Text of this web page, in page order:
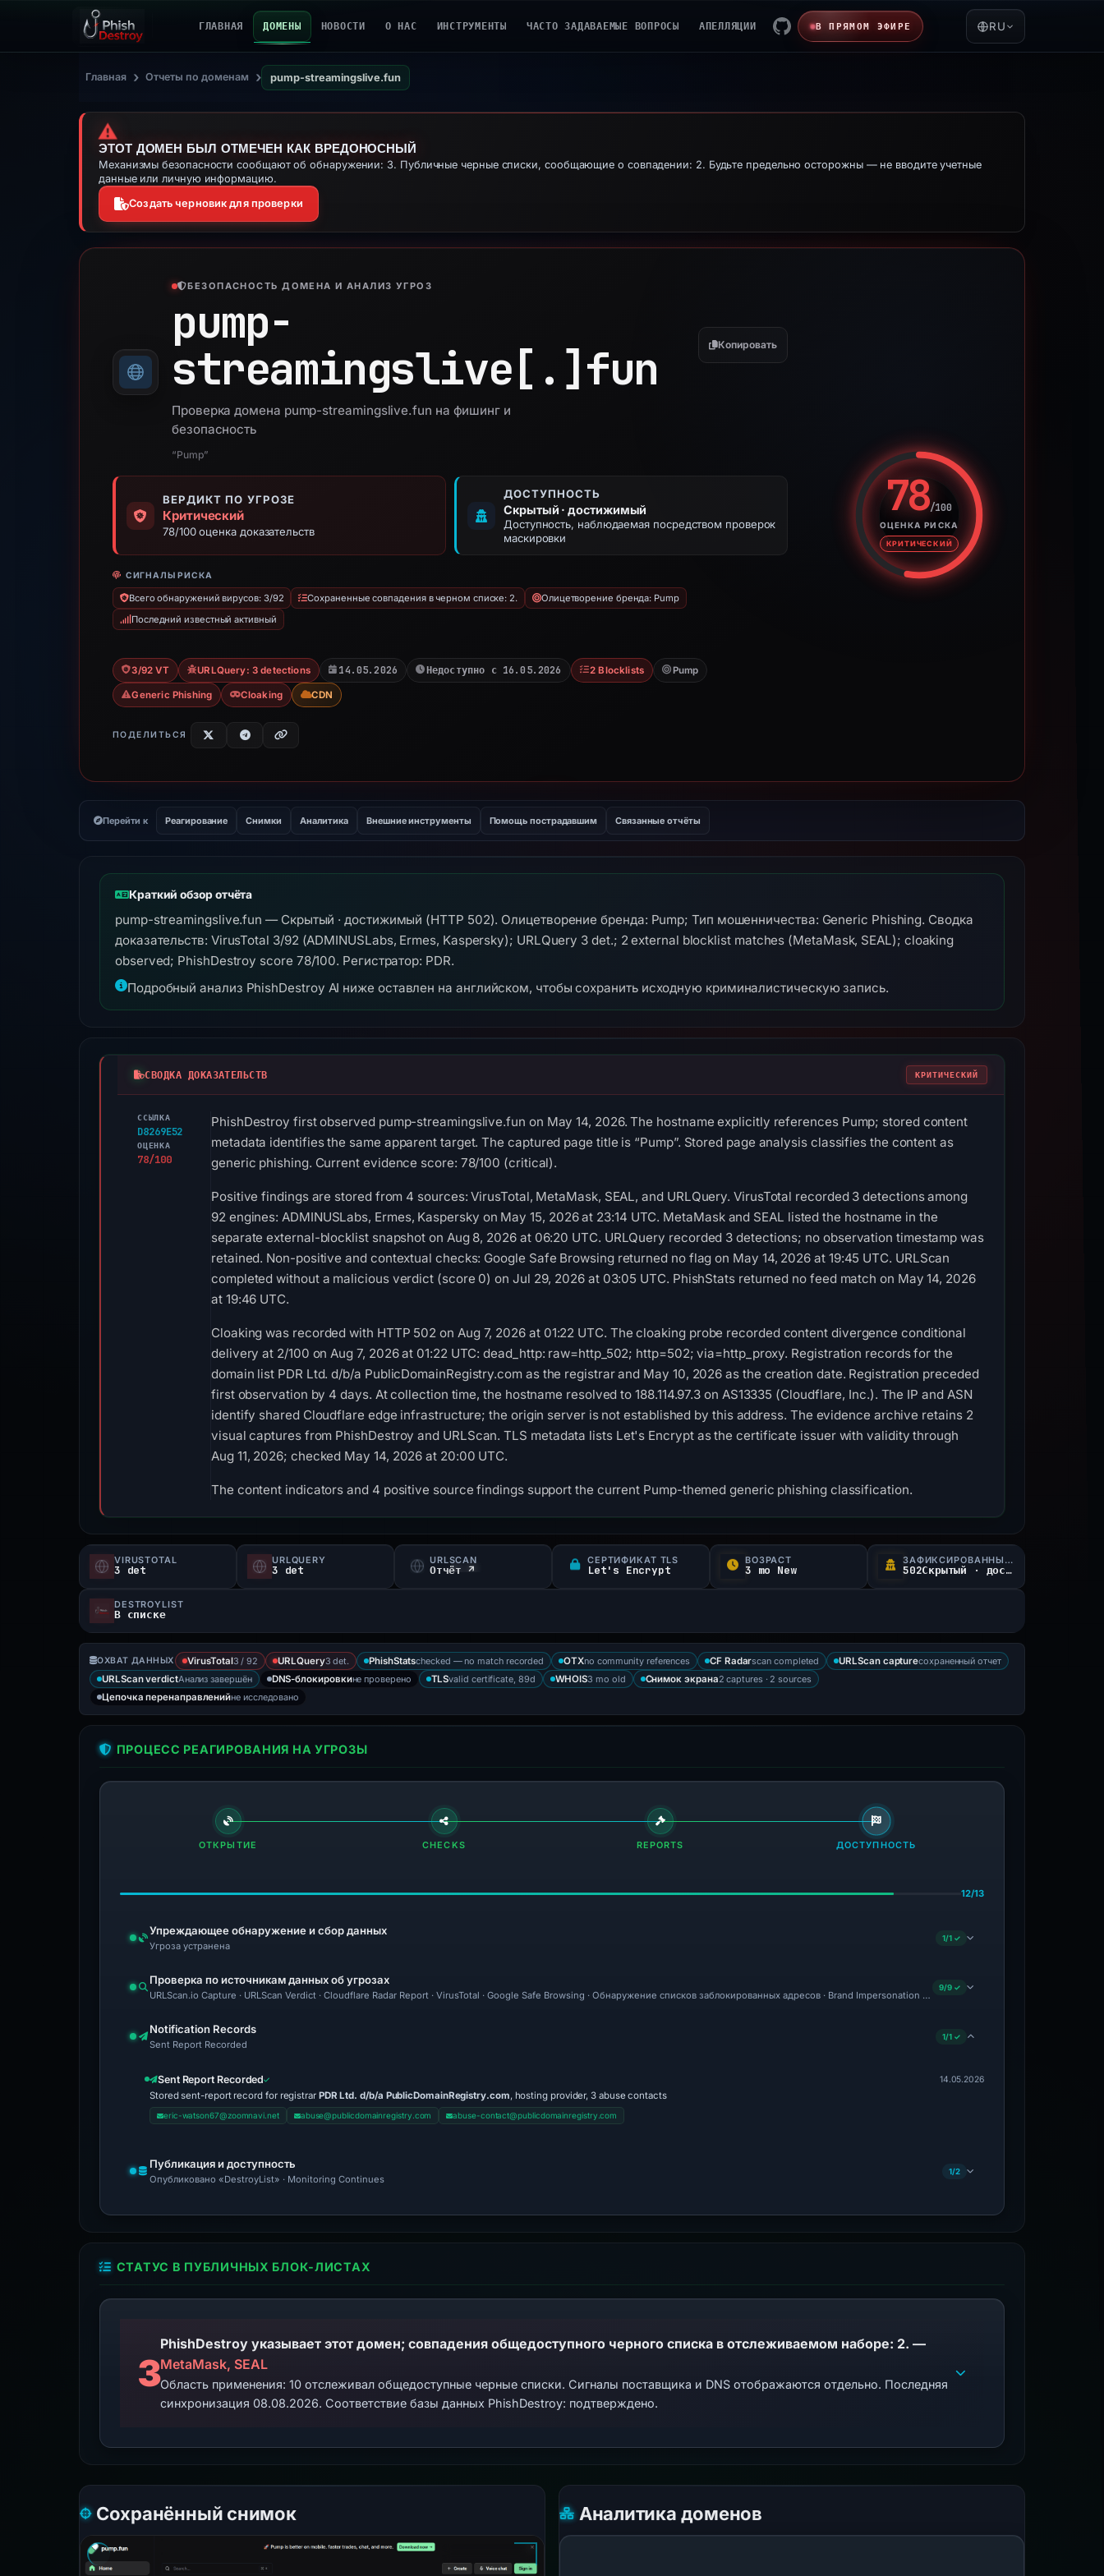
ГЛАВНАЯ ДОМЕНЫ НОВОСТИ О НАС ИНСТРУМЕНТЫ ЧАСТО ЗАДАВАЕМЫЕ ВОПРОСЫ АПЕЛЛЯЦИИ В ПРЯМОМ ЭФИРЕ RU
Главная › Отчеты по доменам › pump-streamingslive.fun
⚠️
ЭТОТ ДОМЕН БЫЛ ОТМЕЧЕН КАК ВРЕДОНОСНЫЙ
Механизмы безопасности сообщают об обнаружении: 3. Публичные черные списки, сообщающие о совпадении: 2. Будьте предельно осторожны — не вводите учетные
данные или личную информацию.
Создать черновик для проверки
БЕЗОПАСНОСТЬ ДОМЕНА И АНАЛИЗ УГРОЗ
pump-
streamingslive[.]fun Копировать
Проверка домена pump-streamingslive.fun на фишинг и
безопасность
“Pump”
ВЕРДИКТ ПО УГРОЗЕ
Критический
78/100 оценка доказательств
ДОСТУПНОСТЬ
Скрытый · достижимый
Доступность, наблюдаемая посредством проверок
маскировки
СИГНАЛЫ РИСКА
Всего обнаружений вирусов: 3/92 Сохраненные совпадения в черном списке: 2.
Олицетворение бренда: Pump
Последний известный активный
3/92 VT URLQuery: 3 detections 14.05.2026 Недоступно с 16.05.2026 2 Blocklists Pump
Generic Phishing Cloaking CDN
ПОДЕЛИТЬСЯ
78/100
ОЦЕНКА РИСКА
КРИТИЧЕСКИЙ
Оценка риска: 78 из 100.
Перейти к Реагирование Снимки Аналитика Внешние инструменты Помощь пострадавшим Связанные отчёты
Краткий обзор отчёта
pump-streamingslive.fun — Скрытый · достижимый (HTTP 502). Олицетворение бренда: Pump; Тип мошенничества: Generic Phishing. Сводка
доказательств: VirusTotal 3/92 (ADMINUSLabs, Ermes, Kaspersky); URLQuery 3 det.; 2 external blocklist matches (MetaMask, SEAL); cloaking
observed; PhishDestroy score 78/100. Регистратор: PDR.
Подробный анализ PhishDestroy AI ниже оставлен на английском, чтобы сохранить исходную криминалистическую запись.
СВОДКА ДОКАЗАТЕЛЬСТВ КРИТИЧЕСКИЙ
ССЫЛКА
D8269E52
ОЦЕНКА
78/100
PhishDestroy first observed pump-streamingslive.fun on May 14, 2026. The hostname explicitly references Pump; stored content
metadata identifies the same apparent target. The captured page title is “Pump”. Stored page analysis classifies the content as
generic phishing. Current evidence score: 78/100 (critical).
Positive findings are stored from 4 sources: VirusTotal, MetaMask, SEAL, and URLQuery. VirusTotal recorded 3 detections among
92 engines: ADMINUSLabs, Ermes, Kaspersky on May 15, 2026 at 23:14 UTC. MetaMask and SEAL listed the hostname in the
separate external-blocklist snapshot on Aug 8, 2026 at 06:20 UTC. URLQuery recorded 3 detections; no observation timestamp was
retained. Non-positive and contextual checks: Google Safe Browsing returned no flag on May 14, 2026 at 19:45 UTC. URLScan
completed without a malicious verdict (score 0) on Jul 29, 2026 at 03:05 UTC. PhishStats returned no feed match on May 14, 2026
at 19:46 UTC.
Cloaking was recorded with HTTP 502 on Aug 7, 2026 at 01:22 UTC. The cloaking probe recorded content divergence conditional
delivery at 2/100 on Aug 7, 2026 at 01:22 UTC: dead_http: raw=http_502; http=502; via=http_proxy. Registration records for the
domain list PDR Ltd. d/b/a PublicDomainRegistry.com as the registrar and May 10, 2026 as the creation date. Registration preceded
first observation by 4 days. At collection time, the hostname resolved to 188.114.97.3 on AS13335 (Cloudflare, Inc.). The IP and ASN
identify shared Cloudflare edge infrastructure; the origin server is not established by this address. The evidence archive retains 2
visual captures from PhishDestroy and URLScan. TLS metadata lists Let's Encrypt as the certificate issuer with validity through
Aug 11, 2026; checked May 14, 2026 at 20:00 UTC.
The content indicators and 4 positive source findings support the current Pump-themed generic phishing classification.
VIRUSTOTAL
3 det
URLQUERY
3 det
URLSCAN
Отчёт ↗
СЕРТИФИКАТ TLS
Let's Encrypt
ВОЗРАСТ
3 mo New
ЗАФИКСИРОВАННЫЙ СТАТУС
502Скрытый · достижимый
DESTROYLIST
В списке
ОХВАТ ДАННЫХ VirusTotal3 / 92 URLQuery3 det. PhishStatschecked — no match recorded OTXno community references CF Radarscan completed URLScan captureсохраненный отчет
URLScan verdictАнализ завершён DNS-блокировкине проверено TLSvalid certificate, 89d WHOIS3 mo old Снимок экрана2 captures · 2 sources
Цепочка перенаправленийне исследовано
ПРОЦЕСС РЕАГИРОВАНИЯ НА УГРОЗЫ
ОТКРЫТИЕ CHECKS REPORTS ДОСТУПНОСТЬ
12/13
Упреждающее обнаружение и сбор данных
Угроза устранена
1/1 ✓
Проверка по источникам данных об угрозах
URLScan.io Capture · URLScan Verdict · Cloudflare Radar Report · VirusTotal · Google Safe Browsing · Обнаружение списков заблокированных адресов · Brand Impersonation · Forensic Evidence Collected ·
9/9 ✓
Notification Records
Sent Report Recorded
1/1 ✓
Sent Report Recorded
Stored sent-report record for registrar PDR Ltd. d/b/a PublicDomainRegistry.com, hosting provider, 3 abuse contacts
eric-watson67@zoomnavi.net abuse@publicdomainregistry.com abuse-contact@publicdomainregistry.com
14.05.2026
Публикация и доступность
Опубликовано «DestroyList» · Monitoring Continues
1/2
СТАТУС В ПУБЛИЧНЫХ БЛОК-ЛИСТАХ
3
PhishDestroy указывает этот домен; совпадения общедоступного черного списка в отслеживаемом наборе: 2. —
MetaMask, SEAL
Область применения: 10 отслеживал общедоступные черные списки. Сигналы поставщика и DNS отображаются отдельно. Последняя
синхронизация 08.08.2026. Соответствие базы данных PhishDestroy: подтверждено.
Сохранённый снимок Аналитика доменов